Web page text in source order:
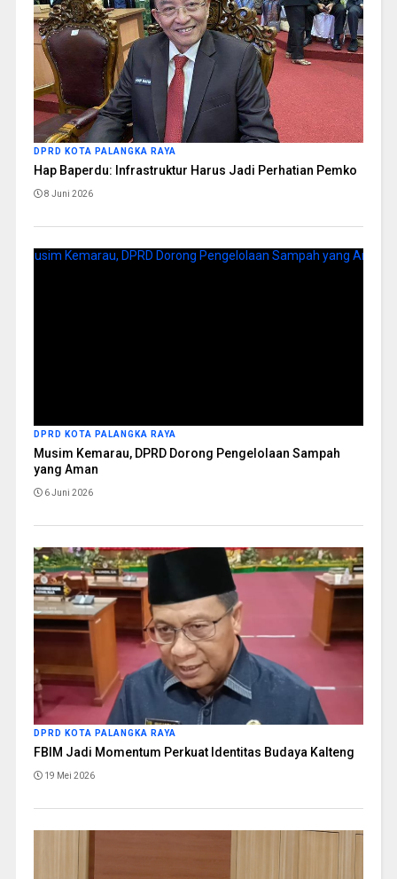
DPRD KOTA PALANGKA RAYA
Hap Baperdu: Infrastruktur Harus Jadi Perhatian Pemko
8 Juni 2026
DPRD KOTA PALANGKA RAYA
Musim Kemarau, DPRD Dorong Pengelolaan Sampah
yang Aman
6 Juni 2026
DPRD KOTA PALANGKA RAYA
FBIM Jadi Momentum Perkuat Identitas Budaya Kalteng
19 Mei 2026